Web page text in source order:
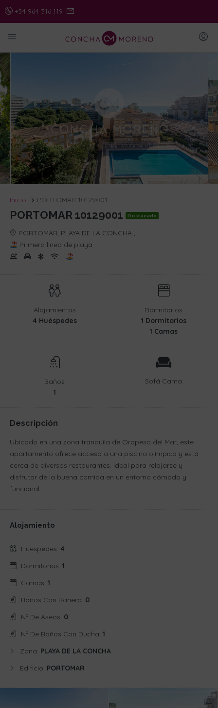
+34 964 316 119
Inicio PORTOMAR 10129001
PORTOMAR 10129001 Destacado
PORTOMAR, PLAYA DE LA CONCHA ,
Primera línea de playa
Alojamientos
4 Huéspedes
Dormitorios
1 Dormitorios
1 Camas
Baños
1
Sofá Cama
Descripción
Ubicado en una zona tranquila de Oropesa del Mar, este
apartamento ofrece acceso a una piscina olímpica y está
cerca de diversos restaurantes. Ideal para relajarse y
disfrutar de la buena comida en un entorno cómodo y
funcional.
Alojamiento
Huéspedes: 4
Dormitorios: 1
Camas: 1
Baños Con Bañera: 0
Nº De Aseos: 0
Nº De Baños Con Ducha: 1
Zona: PLAYA DE LA CONCHA
Edificio: PORTOMAR